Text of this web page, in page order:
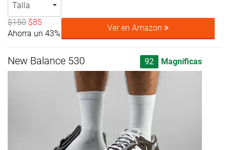
Talla
$150 $85
Ahorra un 43%
Ver en Amazon
New Balance 530 92 Magníficas